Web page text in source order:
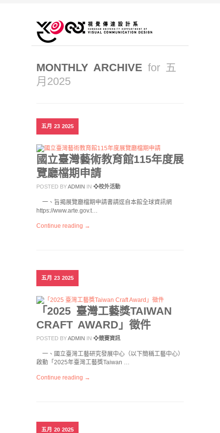
MONTHLY ARCHIVE for 五
月2025
五月 23 2025
國立臺灣藝術教育館115年度展
覽廳檔期申請
POSTED BYADMIN IN ❖校外活動
一、旨揭展覽廳檔期申請書請逕自本館全球資訊網
https://www.arte.gov.t…
Continue reading →
五月 23 2025
「2025 臺灣工藝獎TAIWAN
CRAFT AWARD」徵件
POSTED BYADMIN IN ❖競賽資訊
一、國立臺灣工藝研究發展中心（以下簡稱工藝中心）
啟動「2025年臺灣工藝獎Taiwan …
Continue reading →
五月 20 2025